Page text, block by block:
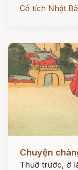
Cổ tích Nhật
Chuyện
Thuở trước, ở